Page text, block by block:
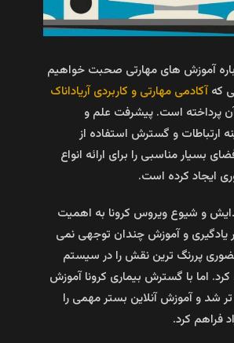
آموزش های مهارتی صحبت خواهیم
کهآکادمی مهارتی و کاربردی آریاداناک
پرداخته است. پیشرفت علم و
ارتباطات و گسترش استفاده از
بسیار مناسبی را برای ارائه انواع
ایجاد کرده است.
و شیوع ویروس کرونا به اهمیت
یادگیری و آموزش چندان توجهی نمی
پررنگ ترین نقش را در سیستم
اما با گسترش بیماری کرونا آموزش
شد و آموزش آنلاین بستر مهمی را
فراهم کرد.